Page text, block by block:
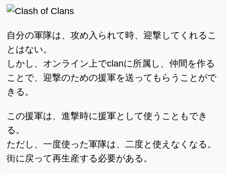
自分の軍隊は、攻め入られて時、迎撃してくれるこ
とはない。
しかし、オンライン上でclanに所属し、仲間を作る
ことで、迎撃のための援軍を送ってもらうことがで
きる。
この援軍は、進撃時に援軍として使うこともでき
る。
ただし、一度使った軍隊は、二度と使えなくなる。
街に戻って再生産する必要がある。